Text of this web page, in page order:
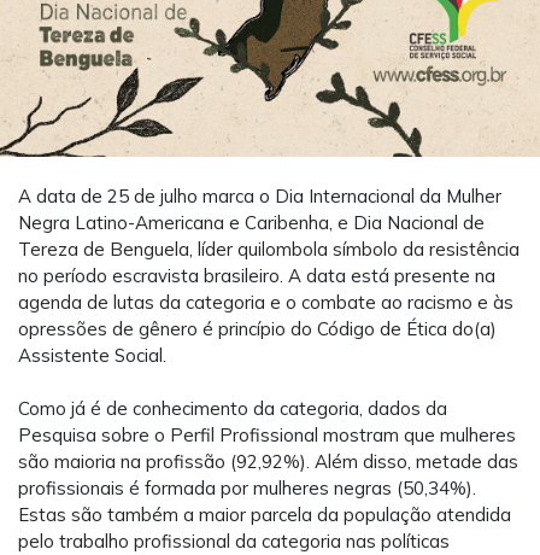
A data de 25 de julho marca o Dia Internacional da Mulher
Negra Latino-Americana e Caribenha, e Dia Nacional de
Tereza de Benguela, líder quilombola símbolo da resistência
no período escravista brasileiro. A data está presente na
agenda de lutas da categoria e o combate ao racismo e às
opressões de gênero é princípio do Código de Ética do(a)
Assistente Social.
Como já é de conhecimento da categoria, dados da
Pesquisa sobre o Perfil Profissional mostram que mulheres
são maioria na profissão (92,92%). Além disso, metade das
profissionais é formada por mulheres negras (50,34%).
Estas são também a maior parcela da população atendida
pelo trabalho profissional da categoria nas políticas